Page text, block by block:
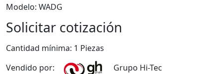
Modelo: WADG
Solicitar cotización
Cantidad mínima: 1 Piezas
Vendido por:
Grupo Hi-Tec